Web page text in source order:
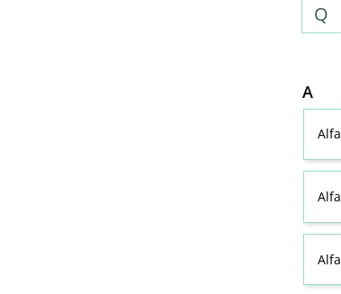
Q
A